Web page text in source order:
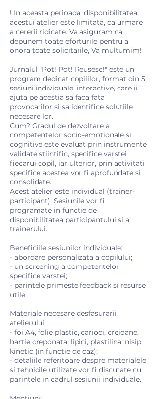
! In aceasta perioada, disponibilitatea
acestui atelier este limitata, ca urmare
a cererii ridicate. Va asiguram ca
depunem toate eforturile pentru a
onora toate solicitarile, Va multumim!
Jurnalul "Pot! Pot! Reusesc!" este un
program dedicat copiiilor, format din 5
sesiuni individuale, interactive, care ii
ajuta pe acestia sa faca fata
provocarilor si sa identifice solutiile
necesare lor.
Cum? Gradul de dezvoltare a
competentelor socio-emotionale si
cognitive este evaluat prin instrumente
validate stiintific, specifice varstei
fiecarui copil, iar ulterior, prin activitati
specifice acestea vor fi aprofundate si
consolidate.
Acest atelier este individual (trainer-
participant). Sesiunile vor fi
programate in functie de
disponibilitatea participantului si a
trainerului.
Beneficiile sesiunilor individuale:
- abordare personalizata a copilului;
- un screening a competentelor
specifice varstei;
- parintele primeste feedback si resurse
utile.
Materiale necesare desfasurarii
atelierului:
- foi A4, folie plastic, carioci, creioane,
hartie creponata, lipici, plastilina, nisip
kinetic (in functie de caz);
- detaliile referitoare despre materialele
si tehnicile utilizate vor fi discutate cu
parintele in cadrul sesiunii individuale. ​